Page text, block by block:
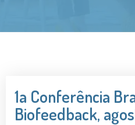
1a Conferência
Biofeedback,